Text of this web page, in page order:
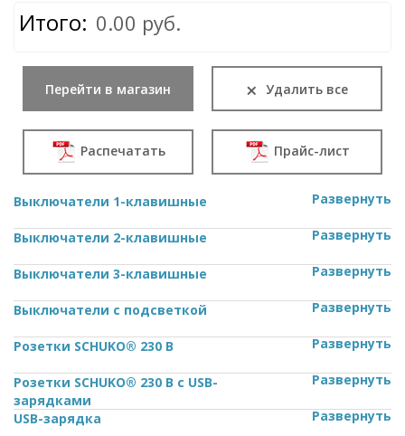
Итого: 0.00 руб.
Перейти в магазин
Распечатать
× Удалить все
Прайс-лист
Выключатели 1-клавишные Развернуть
Выключатели 2-клавишные Развернуть
Выключатели 3-клавишные Развернуть
Выключатели с подсветкой Развернуть
Розетки SCHUKO® 230 В Развернуть
Розетки SCHUKO® 230 В с USB-
зарядками
Развернуть
USB-зарядка Развернуть